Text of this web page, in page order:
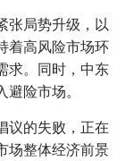
张局势升级，以
着高风险市场环
求。同时，中东
险市场。
议的失败，正在
场整体经济前景